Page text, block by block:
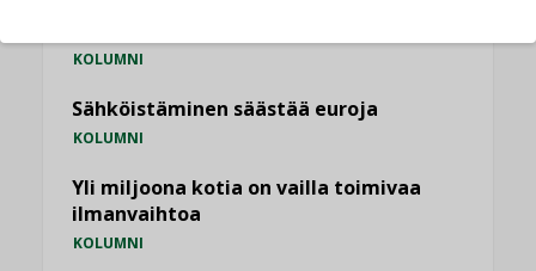
KOLUMNI
Sähköistäminen säästää euroja
KOLUMNI
Yli miljoona kotia on vailla toimivaa
ilmanvaihtoa
KOLUMNI